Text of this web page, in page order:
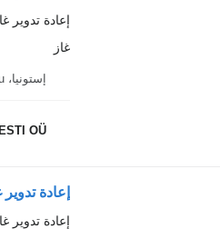
إعادة تدوير
غاز
إستونيا، Rummu
OÜ
إعادة تدوير